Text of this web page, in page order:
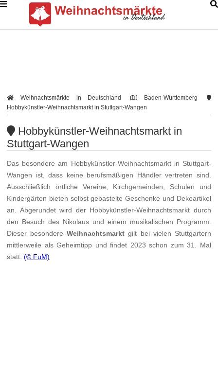
Weihnachtsmärkte in Deutschland
Baden-Württemberg
Hobbykünstler-Weihnachtsmarkt in Stuttgart-Wangen
Hobbykünstler-Weihnachtsmarkt in
Stuttgart-Wangen
Das besondere am Hobbykünstler-Weihnachtsmarkt in Stuttgart-
Wangen ist, dass keine berufsmäßigen Händler vertreten sind.
Ausschließlich örtliche Vereine, Kirchgemeinden, Schulen und
Kindergärten bieten selbst gebastelte Geschenke und Dekoartikel
an. Abgerundet wird der Hobbykünstler-Weihnachtsmarkt durch
den Besuch des Nikolaus und einem musikalischen Programm.
Dieser besondereWeihnachtsmarkt gilt bei vielen Stuttgartern
mittlerweile als Geheimtipp und findet 2023 schon zum 31. Mal
statt.(© FuM)